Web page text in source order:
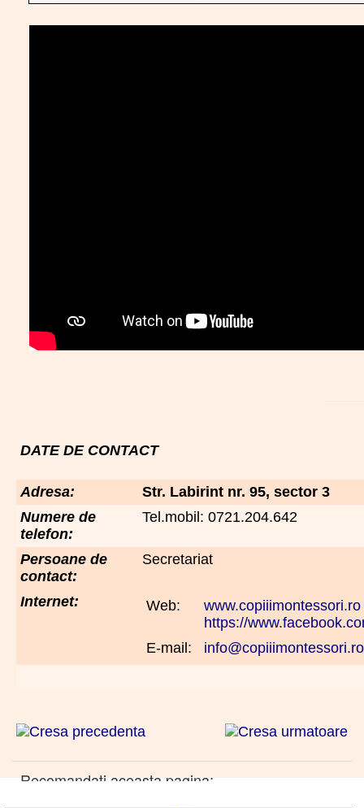
DATE DE CONTACT
Adresa:
Str. Labirint nr. 95, sector 3
Numere de
telefon:
Tel.mobil: 0721.204.642
Persoane de
contact:
Secretariat
Internet: Web:
www.copiiimontessori.ro
https://
E-mail:
info@copiiimontessori.ro
Recomandati aceasta pagina: